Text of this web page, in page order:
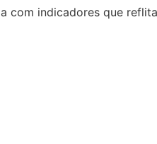
indicadores que